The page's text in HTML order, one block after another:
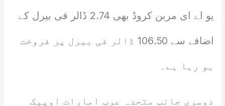
یو اے ای مربن کروڈ بھی 2.74 ڈالر فی بیرل کے
اضافے سے 106.50 ڈالر فی بیرل پر فروخت
ہو رہا ہے۔
دوسری جانب متحدہ عرب امارات اوپیک